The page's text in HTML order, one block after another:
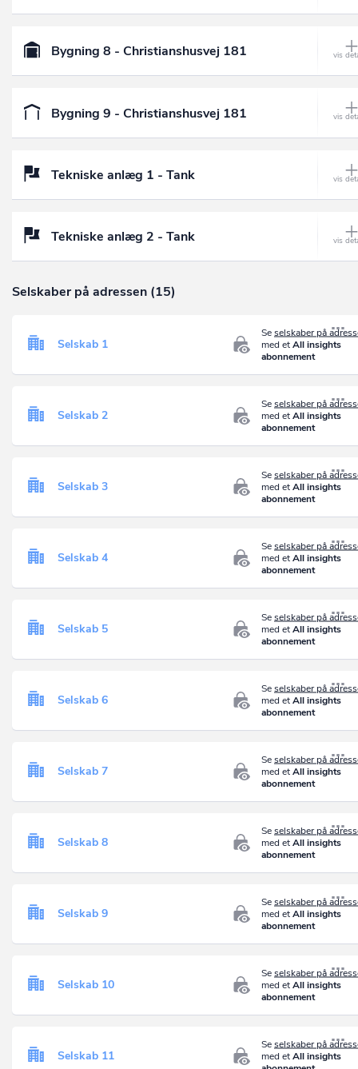
Bygning 8 - Christianshusvej 181
Bygning 9 - Christianshusvej 181
Tekniske anlæg 1 - Tank
Tekniske anlæg 2 - Tank
Selskaber på adressen (15)
Seselskaber på
med etAll insights
abonnement
Selskab 1
Seselskaber på
med etAll insights
abonnement
Selskab 2
Seselskaber på
med etAll insights
abonnement
Selskab 3
Seselskaber på
med etAll insights
abonnement
Selskab 4
Seselskaber på
med etAll insights
abonnement
Selskab 5
Seselskaber på
med etAll insights
abonnement
Selskab 6
Seselskaber på
med etAll insights
abonnement
Selskab 7
Seselskaber på
med etAll insights
abonnement
Selskab 8
Seselskaber på
med etAll insights
abonnement
Selskab 9
Seselskaber på
med etAll insights
abonnement
Selskab 10
Seselskaber på
med etAll insights
Selskab 11